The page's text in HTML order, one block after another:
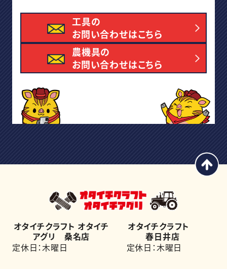
工具の
お問い合わせはこちら
農機具の
お問い合わせはこちら
オタイチクラフト オタイチ
アグリ 桑名店
定休日：木曜日
オタイチクラフト
春日井店
定休日：木曜日